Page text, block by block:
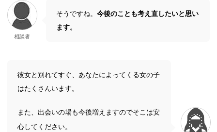
相談者
そうですね。 今後のことも考え直したいと思い
ます。
彼女と別れてすぐ、あなたによってくる女の子
はたくさんいます。
また、出会いの場も今後増えますのでそこは安
心してください。